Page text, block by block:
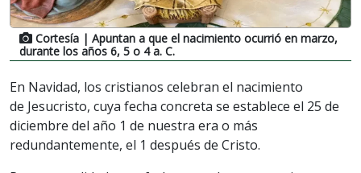
Cortesía | Apuntan a que el nacimiento ocurrió en marzo,
durante los años 6, 5 o 4 a. C.
En Navidad, los cristianos celebran el nacimiento
de Jesucristo, cuya fecha concreta se establece el 25 de
diciembre del año 1 de nuestra era o más
redundantemente, el 1 después de Cristo.